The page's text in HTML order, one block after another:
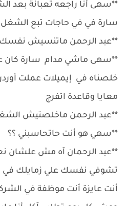
**سهى أنا راجعه تعبانة بعد
سارة في في حاجات تبع
**عبد الرحمن ماتنسيش
**سهى ماشي مدام سارة كان
خلصناه في إيميلات عملت
معايا وقاعدة اتفرج
**عبد الرحمن ماخلصتيش
**سهي هو أنت حاتحاسبني ؟؟
**عبد الرحمان آه مش علشان
تشوفي نفسك علي زمايلك
أنت عايزة أنت موظفة في